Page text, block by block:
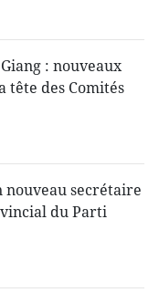
: nouveaux
tête des Comités
nouveau secrétaire
du Parti